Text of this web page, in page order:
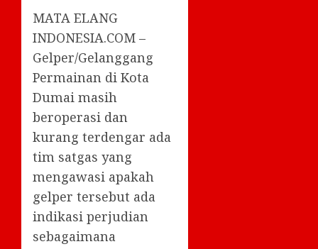
MATA ELANG
INDONESIA.COM –
Gelper/Gelanggang
Permainan di Kota
Dumai masih
beroperasi dan
kurang terdengar ada
tim satgas yang
mengawasi apakah
gelper tersebut ada
indikasi perjudian
sebagaimana